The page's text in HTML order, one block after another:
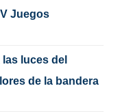
Juegos
luces del
de la bandera